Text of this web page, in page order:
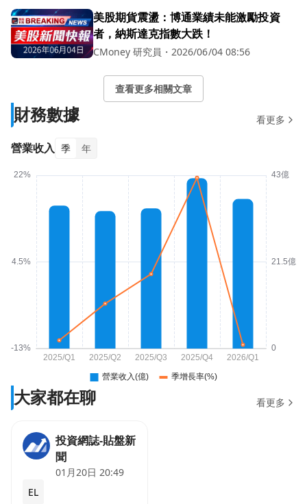
美股期貨震盪：博通業績未能激勵投資
者，納斯達克指數大跌！
CMoney 研究員 ・ 2026/06/04 08:56
查看更多相關文章
財務數據 看更多
營業收入 季 年
大家都在聊 看更多
投資網誌-貼盤新
聞
01月20日 20:49
EL